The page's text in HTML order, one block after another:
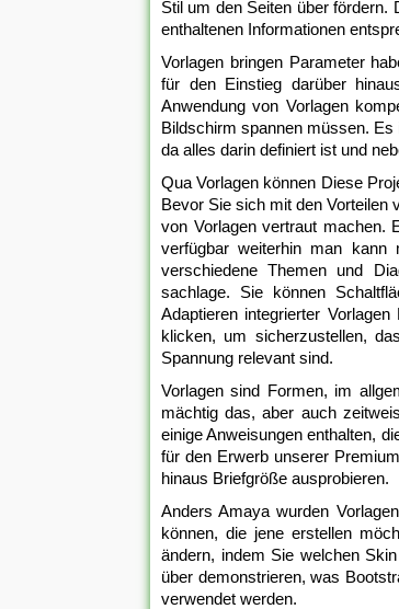
Stil um den Seiten über fördern.
enthaltenen Informationen
Vorlagen bringen Parameter
für den Einstieg darüber
Anwendung von Vorlagen
Bildschirm spannen müssen.
da alles darin definiert ist und
Qua Vorlagen können Diese
Bevor Sie sich mit den Vorteilen
von Vorlagen vertraut machen.
verfügbar weiterhin man kann
verschiedene Themen und
sachlage. Sie können
Adaptieren integrierter
klicken, um sicherzustellen,
Spannung relevant sind.
Vorlagen sind Formen, im
mächtig das, aber auch
einige Anweisungen enthalten,
für den Erwerb unserer
hinaus Briefgröße ausprobieren.
Anders Amaya wurden
können, die jene erstellen
ändern, indem Sie welchen
über demonstrieren, was
verwendet werden.